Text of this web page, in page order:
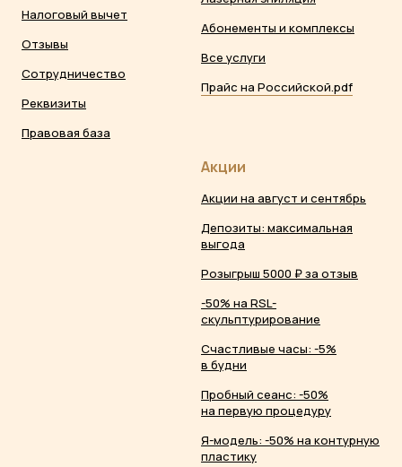
Налоговый вычет
Отзывы
Сотрудничество
Реквизиты
Правовая база
Абонементы и комплексы
Все услуги
Прайс на Российской.pdf
Акции
Акции на август и сентябрь
Депозиты: максимальная
выгода
Розыгрыш 5000 ₽ за отзыв
-50% на RSL-
скульптурирование
Счастливые часы: -5%
в будни
Пробный сеанс: -50%
на первую процедуру
Я-модель: -50% на контурную
пластику